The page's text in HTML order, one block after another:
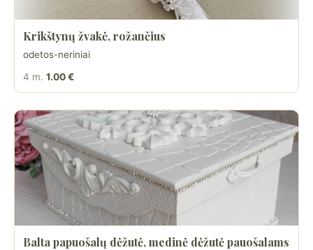
Krikštynų žvakė, rožančius
odetos-neriniai
4 m. 1.00 €
Balta papuošalų dėžutė, medinė dėžutė pauošalams